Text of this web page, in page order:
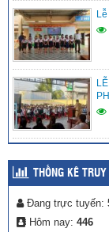
THỐNG KÊ
Đang trực tuyến:
Hôm nay: 446